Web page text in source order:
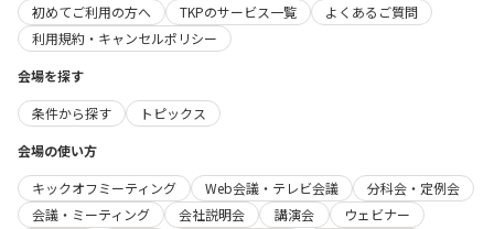
初めてご利用の方へ
TKPのサービス一覧
よくあるご質問
利用規約・キャンセルポリシー
会場を探す
条件から探す
トピックス
会場の使い方
キックオフミーティング
Web会議・テレビ会議
分科会・定例会
会議・ミーティング
会社説明会 講演会
ウェビナー